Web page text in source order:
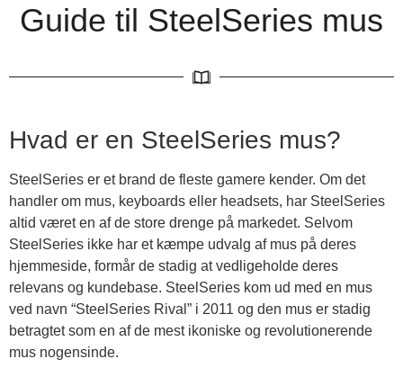
Guide til SteelSeries mus
Hvad er en SteelSeries mus?
SteelSeries er et brand de fleste gamere kender. Om det
handler om mus, keyboards eller headsets, har SteelSeries
altid været en af de store drenge på markedet. Selvom
SteelSeries ikke har et kæmpe udvalg af mus på deres
hjemmeside, formår de stadig at vedligeholde deres
relevans og kundebase. SteelSeries kom ud med en mus
ved navn “SteelSeries Rival” i 2011 og den mus er stadig
betragtet som en af de mest ikoniske og revolutionerende
mus nogensinde.